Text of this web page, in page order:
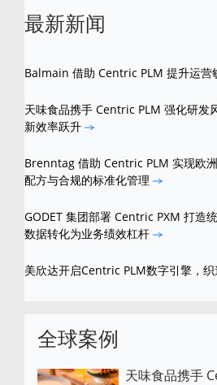
最新新闻
Balmain 借助 Centric PLM 提升运营
天味食品携手 Centric PLM 强化研发
新效率跃升
Brenntag 借助 Centric PLM 实现欧
配方与合规的标准化管理
GODET 集团部署 Centric PXM 打造
数据转化为业务绩效杠杆
美欣达开启Centric PLM数字引擎，
全球案例
天味食品携手